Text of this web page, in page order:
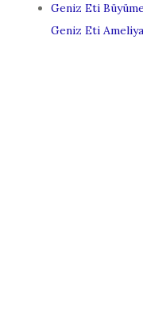
Geniz Eti
Geniz Eti